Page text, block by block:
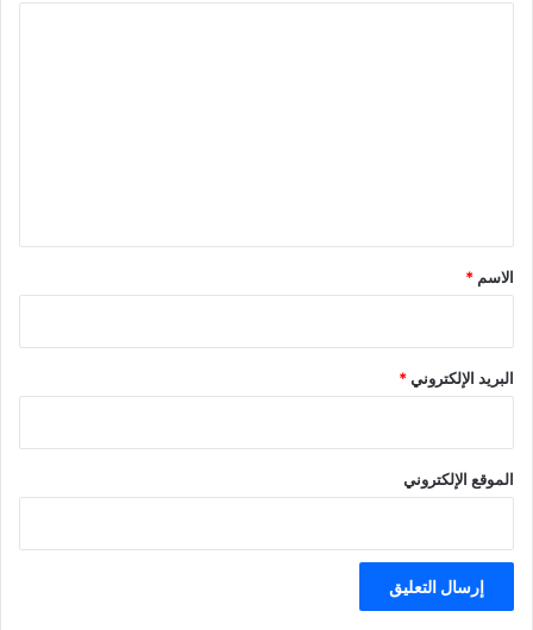
*
الاسم *
البريد الإلكتروني*
الموقع الإلكتروني